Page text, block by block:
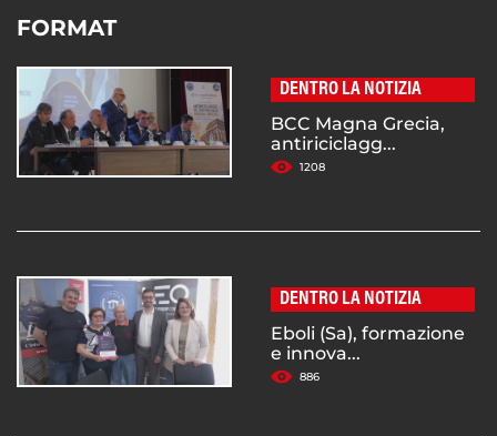
FORMAT
DENTRO LA NOTIZIA
BCC Magna Grecia,
antiriciclagg...
1208
DENTRO LA NOTIZIA
Eboli (Sa), formazione
e innova...
886